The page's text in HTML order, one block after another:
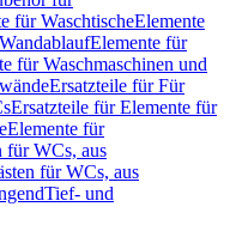
für WaschtischeElemente
Elemente für
für Waschmaschinen und
Ersatzteile für Für
Ersatzteile für Elemente für
Elemente für
für WCs, aus
für WCs, aus
Tief- und